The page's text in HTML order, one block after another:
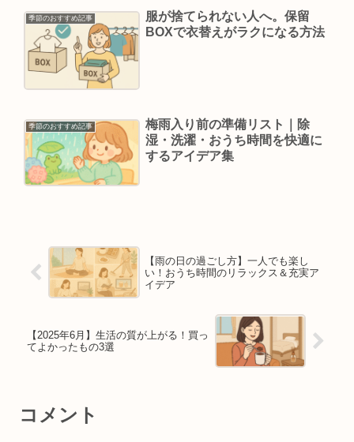
季節のおすすめ記事
服が捨てられない人へ。保留
BOXで衣替えがラクになる方法
季節のおすすめ記事
梅雨入り前の準備リスト｜除
湿・洗濯・おうち時間を快適に
するアイデア集
【雨の日の過ごし方】一人でも楽し
い！おうち時間のリラックス＆充実ア
イデア
【2025年6月】生活の質が上がる！買っ
てよかったもの3選
コメント